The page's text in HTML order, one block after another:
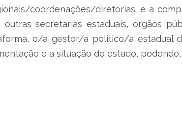
coordenações/diretorias; e a
secretarias estaduais, órgãos
o/a gestor/a político/a estadual
e a situação do estado,